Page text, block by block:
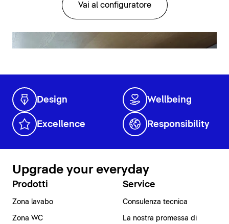
Vai al configuratore
Design Wellbeing
Excellence Responsibility
Upgrade your everyday
Prodotti
Zona lavabo
Zona WC
Service
Consulenza tecnica
La nostra promessa di